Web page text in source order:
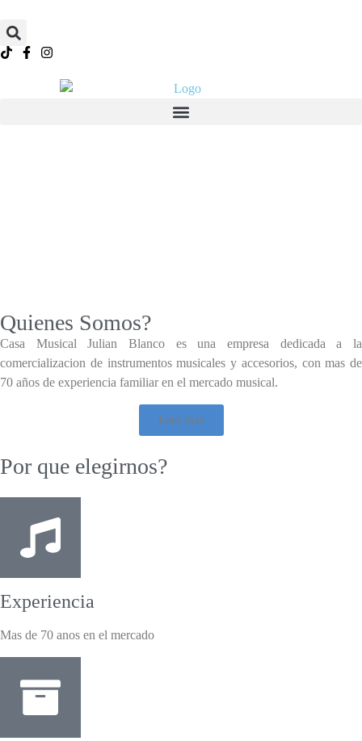
Quienes Somos?
Casa Musical Julian Blanco es una empresa dedicada a la
comercializacion de instrumentos musicales y accesorios, con mas de
70 años de experiencia familiar en el mercado musical.
Leer mas
Por que elegirnos?
Experiencia
Mas de 70 anos en el mercado